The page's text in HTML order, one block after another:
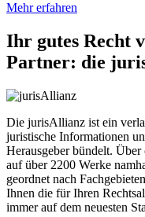
Mehr erfahren
Ihr gutes Recht
Partner: die
Die jurisAllianz ist ein
juristische Informationen
Herausgeber bündelt.
auf über 2200 Werke
geordnet nach
Ihnen die für Ihren
immer auf dem neuesten